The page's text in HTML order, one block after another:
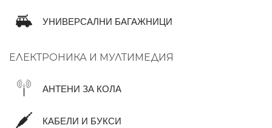
УНИВЕРСАЛНИ БАГАЖНИЦИ
ЕЛЕКТРОНИКА И МУЛТИМЕДИЯ
АНТЕНИ ЗА КОЛА
КАБЕЛИ И БУКСИ